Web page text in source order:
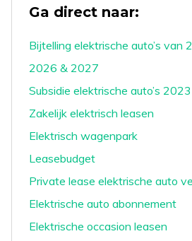
Ga direct naar:
Bijtelling elektrische auto’s van
2026 & 2027
Subsidie elektrische auto’s 2023
Zakelijk elektrisch leasen
Elektrisch wagenpark
Leasebudget
Private lease elektrische auto
Elektrische auto abonnement
Elektrische occasion leasen